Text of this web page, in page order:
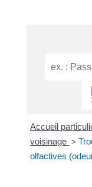
Accueil
voisinage >
olfactives